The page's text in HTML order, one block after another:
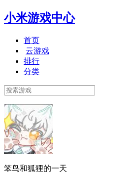
小米游戏中心
首页
云游戏
排行
分类
笨鸟和狐狸的一天